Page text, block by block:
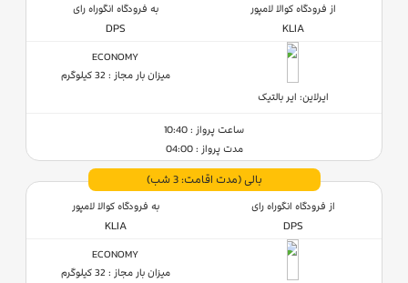
از فرودگاه کوالا لامپور
KLIA
به فرودگاه انگوراه رای
DPS
ایرلاین: ایر بالتیک
ECONOMY
میزان بار مجاز : 32 کیلوگرم
ساعت پرواز : 10:40
مدت پرواز : 04:00
بالی(مدت اقامت: 3 شب)
از فرودگاه انگوراه رای
DPS
به فرودگاه کوالا لامپور
KLIA
ECONOMY
میزان بار مجاز : 32 کیلوگرم